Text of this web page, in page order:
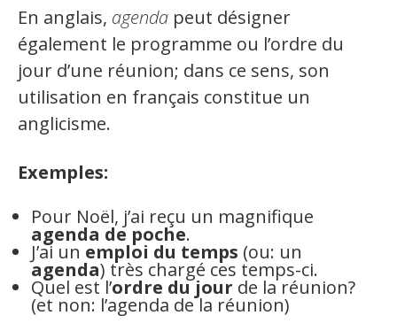
Hébergement et restauration
Plastiques et composites
Télécommunications
Automobile
Terminologie
Ressources terminologiques
En anglais, agenda peut désigner
également le programme ou l’ordre du
jour d’une réunion; dans ce sens, son
utilisation en français constitue un
anglicisme.
Exemples:
Pour Noël, j’ai reçu un magnifique
agenda de poche.
J’ai un emploi du temps (ou: un
agenda) très chargé ces temps-ci.
Quel est l’ordre du jour de la réunion?
(et non: l’agenda de la réunion)